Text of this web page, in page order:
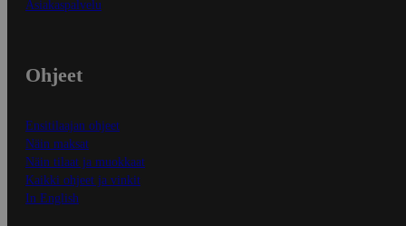
Asiakaspalvelu
Ohjeet
Ensitilaajan ohjeet
Näin maksat
Näin tilaat ja muokkaat
Kaikki ohjeet ja vinkit
In English